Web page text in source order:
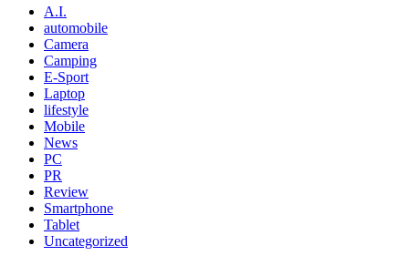
A.I.
automobile
Camera
Camping
E-Sport
Laptop
lifestyle
Mobile
News
PC
PR
Review
Smartphone
Tablet
Uncategorized